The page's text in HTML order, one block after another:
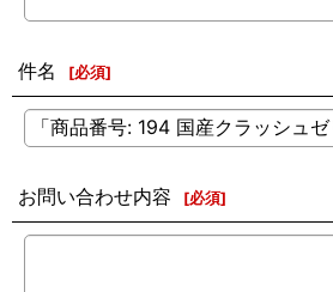
件名 [必須]
お問い合わせ内容 [必須]